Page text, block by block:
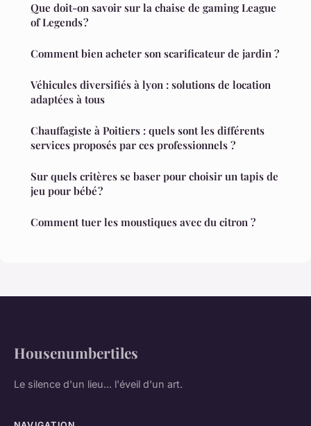
Que doit-on savoir sur la chaise de gaming League
of Legends ?
Comment bien acheter son scarificateur de jardin ?
Véhicules diversifiés à lyon : solutions de location
adaptées à tous
Chauffagiste à Poitiers : quels sont les différents
services proposés par ces professionnels ?
Sur quels critères se baser pour choisir un tapis de
jeu pour bébé ?
Comment tuer les moustiques avec du citron ?
Housenumbertiles
Le silence d'un lieu... l'éveil d'un art.